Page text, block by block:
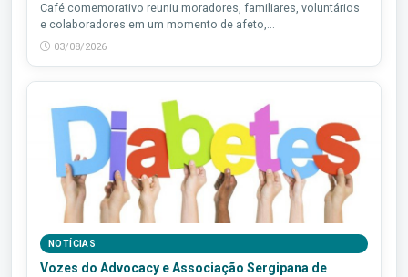
Café comemorativo reuniu moradores, familiares, voluntários
e colaboradores em um momento de afeto,...
03/08/2026
NOTÍCIAS
Vozes do Advocacy e Associação Sergipana de